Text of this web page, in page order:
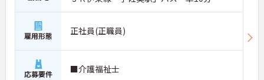
雇用形態 正社員(正職員)
応募要件 ■介護福祉士